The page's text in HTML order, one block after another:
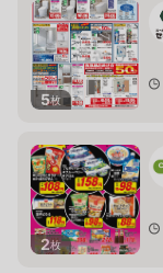
5枚
2枚